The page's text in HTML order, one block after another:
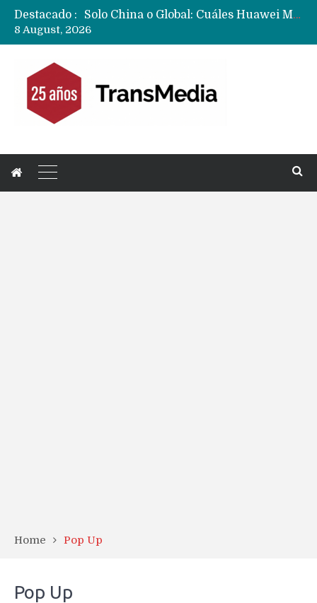
Destacado :
Data Centers de Huawei en Chile, México, Brasil,Perú y Argentina podrían verse afectados por arremetida de EE.UU
8 August, 2026
Home Pop Up
Pop Up